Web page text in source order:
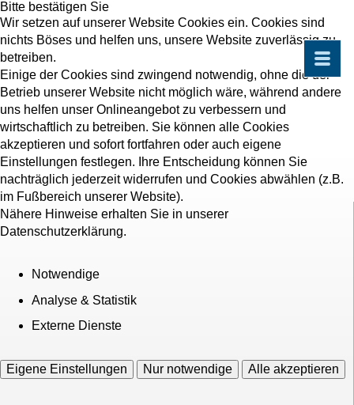
Bitte bestätigen Sie
Wir setzen auf unserer Website Cookies ein. Cookies sind
nichts Böses und helfen uns, unsere Website zuverlässig zu
betreiben.
Einige der Cookies sind zwingend notwendig, ohne die der
Betrieb unserer Website nicht möglich wäre, während andere
uns helfen unser Onlineangebot zu verbessern und
wirtschaftlich zu betreiben. Sie können alle Cookies
akzeptieren und sofort fortfahren oder auch eigene
Einstellungen festlegen. Ihre Entscheidung können Sie
nachträglich jederzeit widerrufen und Cookies abwählen (z.B.
im Fußbereich unserer Website).
Nähere Hinweise erhalten Sie in unserer
Datenschutzerklärung.
Notwendige
Analyse & Statistik
Externe Dienste
Eigene Einstellungen Nur notwendige Alle akzeptieren